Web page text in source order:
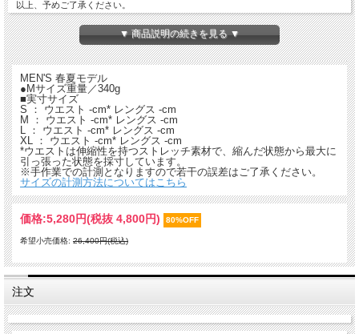
以上、予めご了承ください。
▼ 商品説明の続きを見る ▼
MEN'S 春夏モデル
●Mサイズ重量／340g
■実寸サイズ
S ： ウエスト -cm* レングス -cm
M ： ウエスト -cm* レングス -cm
L ： ウエスト -cm* レングス -cm
XL ： ウエスト -cm* レングス -cm
*ウエストは伸縮性を持つストレッチ素材で、縮んだ状態から最大に
引っ張った状態を採寸しています。
※手作業での計測となりますので若干の誤差はご了承ください。
サイズの計測方法についてはこちら
価格:5,280円(税抜 4,800円) 80%OFF
希望小売価格: 26,400円(税込)
注文